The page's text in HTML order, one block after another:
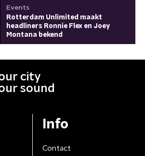
Events
Rotterdam Unlimited maakt
headliners Ronnie Flex en Joey
Montana bekend
city
sound
Info
Contact